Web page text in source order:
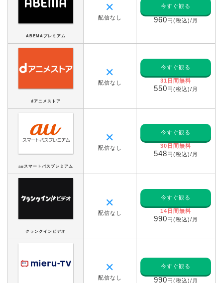
ABEMAプレミアム
✕
配信なし
今すぐ観る
960円(税込)/月
dアニメストア
✕
配信なし
今すぐ観る
31日間無料
550円(税込)/月
auスマートパスプレミアム
✕
配信なし
今すぐ観る
30日間無料
548円(税込)/月
クランクインビデオ
✕
配信なし
今すぐ観る
14日間無料
990円(税込)/月
✕
配信なし
今すぐ観る
990円(税込)/月